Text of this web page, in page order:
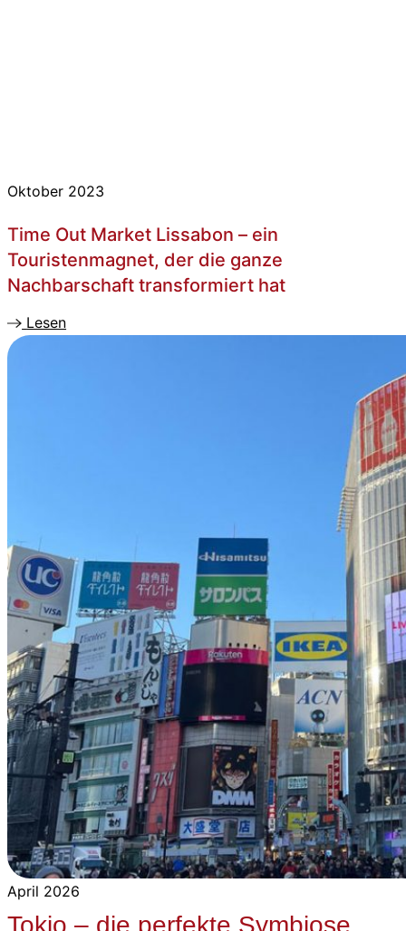
Oktober 2023
Time Out Market Lissabon – ein
Touristenmagnet, der die ganze
Nachbarschaft transformiert hat
Lesen
April 2026
Tokio – die perfekte Symbiose